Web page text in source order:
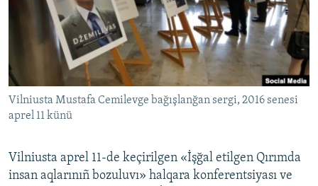
Русский
Українською
QOŞULIÑIZ!
RFE/RS bütün saytları
Vilniusta Mustafa Cemilevge bağışlanğan sergi, 2016 senesi
aprel 11 künü
Vilniusta aprel 11-de keçirilgen «İşğal etilgen Qırımda
insan aqlarınıñ bozuluvı» halqara konferentsiyası ve